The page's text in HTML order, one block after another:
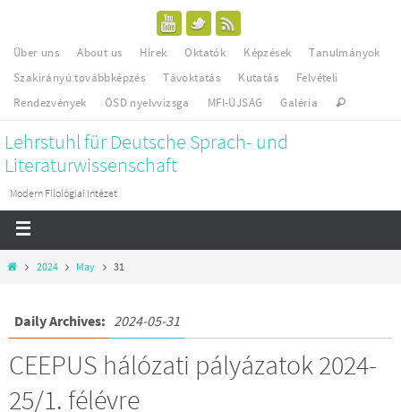
Über uns About us Hírek Oktatók Képzések
Tanulmányok
Szakirányú továbbképzés
Távoktatás Kutatás
Felvételi
Rendezvények
ÖSD nyelvvizsga MFI-ÚJSÁG Galéria
Lehrstuhl für Deutsche Sprach- und
Literaturwissenschaft
Modern Filológiai Intézet
2024 May 31
Daily Archives: 2024-05-31
CEEPUS hálózati pályázatok 2024-
25/1. félévre